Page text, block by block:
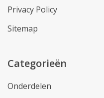
Privacy Policy
Sitemap
Categorieën
Onderdelen